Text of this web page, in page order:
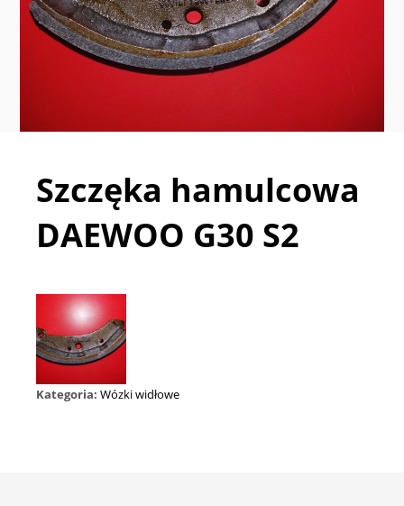
Szczęka hamulcowa
DAEWOO G30 S2
Kategoria: Wózki widłowe